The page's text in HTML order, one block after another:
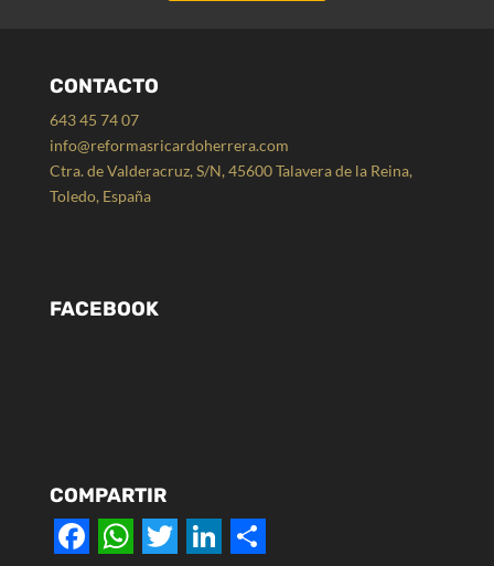
CONTACTO
643 45 74 07
info@reformasricardoherrera.com
Ctra. de Valderacruz, S/N, 45600 Talavera de la Reina,
Toledo, España
FACEBOOK
COMPARTIR